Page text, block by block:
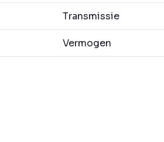
Transmissie
Vermogen